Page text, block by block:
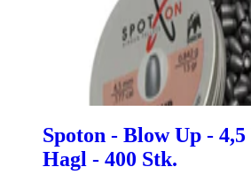
Spoton - Blow Up -
Hagl - 400 Stk.